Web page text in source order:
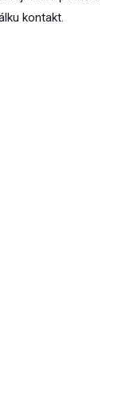
kontakt.